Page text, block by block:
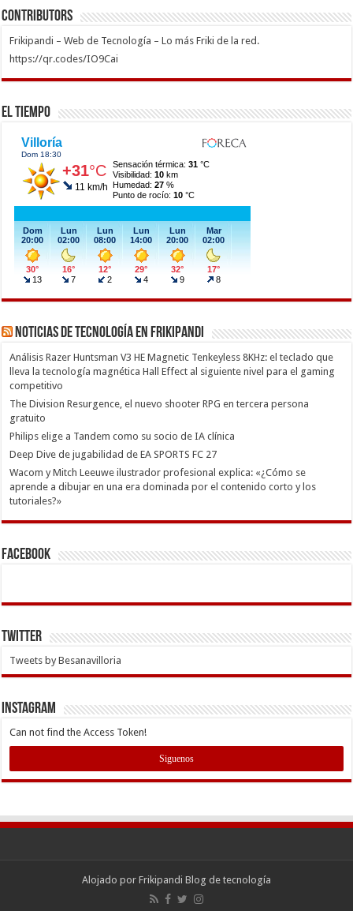
Contributors
Frikipandi – Web de Tecnología – Lo más Friki de la red.
https://qr.codes/IO9Cai
El Tiempo
Noticias de Tecnología en Frikipandi
Análisis Razer Huntsman V3 HE Magnetic Tenkeyless 8KHz: el teclado que
lleva la tecnología magnética Hall Effect al siguiente nivel para el gaming
competitivo
The Division Resurgence, el nuevo shooter RPG en tercera persona
gratuito
Philips elige a Tandem como su socio de IA clínica
Deep Dive de jugabilidad de EA SPORTS FC 27
Wacom y Mitch Leeuwe ilustrador profesional explica: «¿Cómo se
aprende a dibujar en una era dominada por el contenido corto y los
tutoriales?»
Facebook
Twitter
Tweets by Besanavilloria
INSTAGRAM
Can not find the Access Token!
Siguenos
Alojado por Frikipandi Blog de tecnología